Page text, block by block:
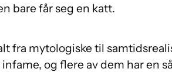
bare får seg en katt.
fra mytologiske til
og flere av dem har en